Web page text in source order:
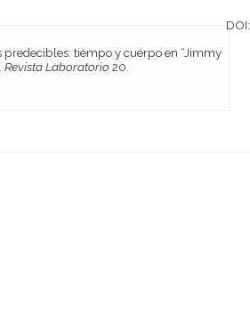
Revista Laboratorio 20.
DOI: